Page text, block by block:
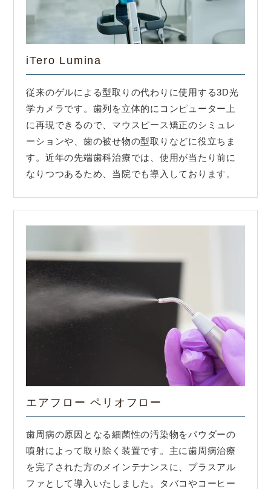
iTero Lumina
従来のゲルによる型取りの代わりに使用する3D光
学カメラです。歯列を立体的にコンピューター上
に再現できるので、マウスピース矯正のシミュレ
ーションや、歯の被せ物の型取りなどに役立ちま
す。近年の先端歯科治療では、使用が当たり前に
なりつつあるため、当院でも導入しております。
エアフロー ペリオフロー
歯周病の原因となる細菌性の汚染物をパウダーの
噴射によって取り除く装置です。主に歯周病治療
を完了された方のメインテナンスに、プラスアル
ファとして導入いたしました。タバコやコーヒー